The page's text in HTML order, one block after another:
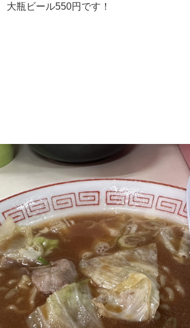
大瓶ビール550円です！